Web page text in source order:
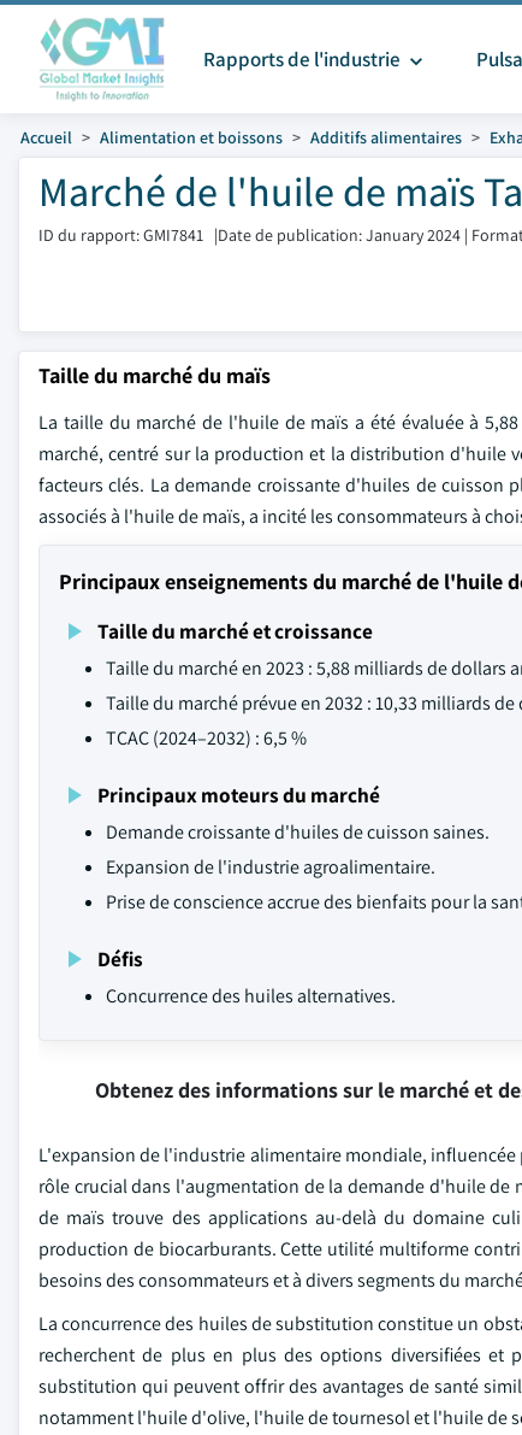
Rapports de l'industrie
Accueil Alimentation et boissons Additifs alimentaires
Marché de l'huile de maïs
ID du rapport: GMI7841 |Date de publication: January 2024 |
Taille du marché du maïs
La taille du marché de l'huile de maïs a été évaluée à
marché, centré sur la production et la distribution d'huile
facteurs clés. La demande croissante d'huiles de cuisson
associés à l'huile de maïs, a incité les consommateurs à
Principaux enseignements du marché de l'huile
Taille du marché et croissance
Taille du marché en 2023 : 5,88 milliards de dollars
Taille du marché prévue en 2032 : 10,33 milliards
TCAC (2024–2032) : 6,5 %
Principaux moteurs du marché
Demande croissante d'huiles de cuisson saines.
Expansion de l'industrie agroalimentaire.
Prise de conscience accrue des bienfaits pour la
Défis
Concurrence des huiles alternatives.
Obtenez des informations sur le marché et
L'expansion de l'industrie alimentaire mondiale,
rôle crucial dans l'augmentation de la demande d'huile
de maïs trouve des applications au-delà du domaine
production de biocarburants. Cette utilité multiforme
besoins des consommateurs et à divers segments du
La concurrence des huiles de substitution constitue un
recherchent de plus en plus des options diversifiées et
substitution qui peuvent offrir des avantages de santé
notamment l'huile d'olive, l'huile de tournesol et l'huile de